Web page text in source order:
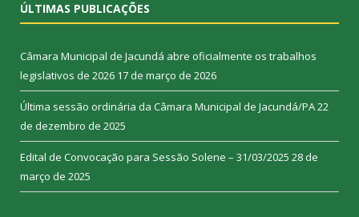
ÚLTIMAS PUBLICAÇÕES
Câmara Municipal de Jacundá abre oficialmente os trabalhos
legislativos de 2026 17 de março de 2026
Última sessão ordinária da Câmara Municipal de Jacundá/PA22
de dezembro de 2025
Edital de Convocação para Sessão Solene – 31/03/2025 28 de
março de 2025